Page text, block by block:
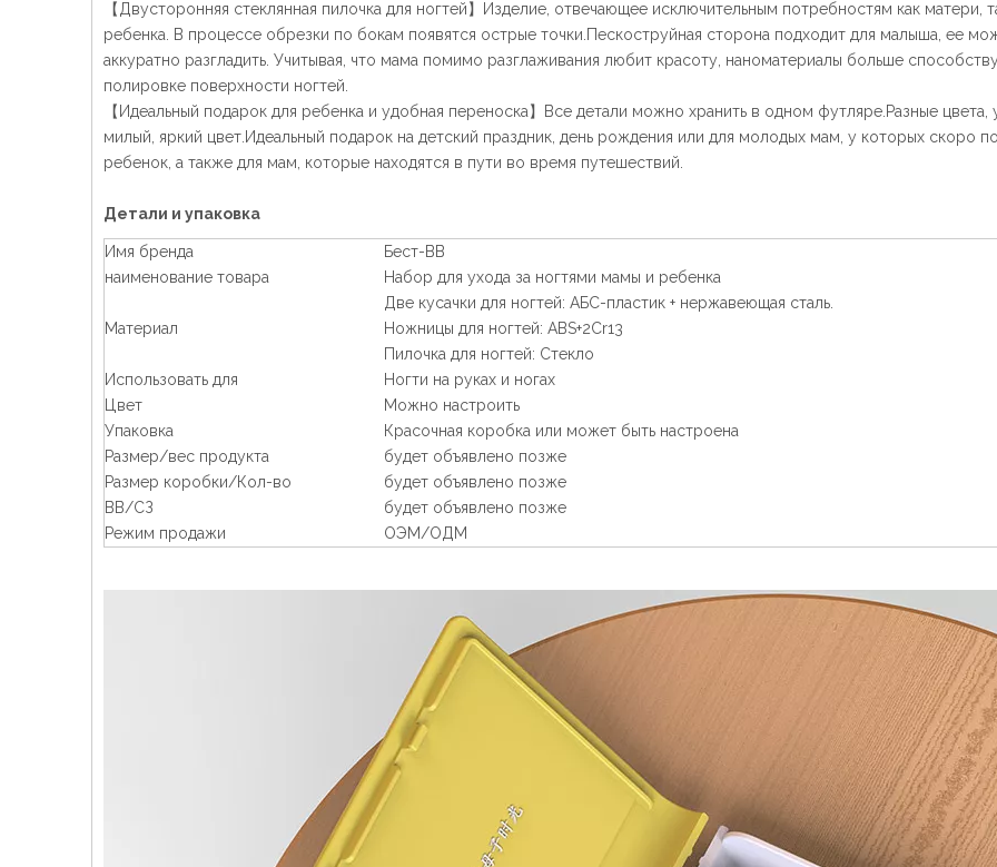
【Двусторонняя стеклянная пилочка для ногтей】Изделие, отвечающее исключительным потребностям как матери,
ребенка. В процессе обрезки по бокам появятся острые точки.Пескоструйная сторона подходит для малыша, ее
аккуратно разгладить. Учитывая, что мама помимо разглаживания любит красоту, наноматериалы больше
полировке поверхности ногтей.
【Идеальный подарок для ребенка и удобная переноска】Все детали можно хранить в одном футляре.Разные цвета,
милый, яркий цвет.Идеальный подарок на детский праздник, день рождения или для молодых мам, у которых скоро
ребенок, а также для мам, которые находятся в пути во время путешествий.
Детали и упаковка
Имя бренда
Бест-BB
наименование товара
Набор для ухода за ногтями мамы и ребенка
Материал
Две кусачки для ногтей: АБС-пластик + нержавеющая сталь.
Ножницы для ногтей: ABS+2Cr13
Пилочка для ногтей: Стекло
Использовать для
Ногти на руках и ногах
Цвет
Можно настроить
Упаковка
Красочная коробка или может быть настроена
Размер/вес продукта
будет объявлено позже
Размер коробки/Кол-во
будет объявлено позже
ВВ/СЗ
будет объявлено позже
Режим продажи
ОЭМ/ОДМ